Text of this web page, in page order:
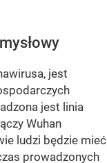
jest
jest linia
Wuhan
ludzi będzie mieć
prowadzonych